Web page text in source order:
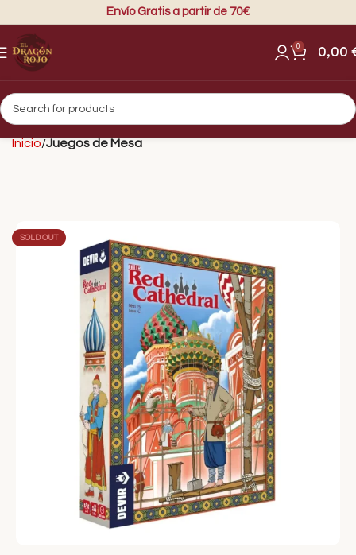
Envío Gratis a partir de 70€
0 0,00
Inicio Juegos de Mesa
SOLD OUT